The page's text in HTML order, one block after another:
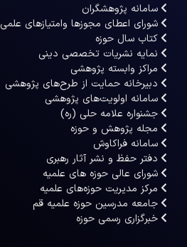
سامانه پژوهشگران
شورای اعطای مجوزها وامتیازهای علمی
کتاب سال حوزه
نمایه نشریات تخصصی دینی
مراکز وابسته پژوهشی
دبیرخانه حمایت از طرح‌های پژوهشی
سامانه اولویت‌های پژوهشی
جشنواره علامه حلی (ره)
مجله پژوهش و حوزه
سامانه فراکاوش
دفتر حفظ و نشر آثار رهبری
شورای عالی حوزه های علمیه
مرکز مدیریت حوزه‌های علمیه
جامعه مدرسین حوزه علمیه قم
خبرگزاری رسمی حوزه